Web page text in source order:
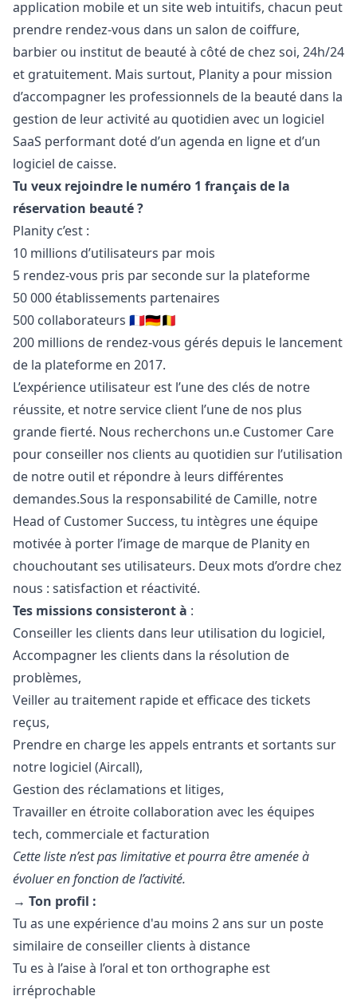
application mobile et un site web intuitifs, chacun peut
prendre rendez-vous dans un salon de coiffure,
barbier ou institut de beauté à côté de chez soi, 24h/24
et gratuitement. Mais surtout, Planity a pour mission
d’accompagner les professionnels de la beauté dans la
gestion de leur activité au quotidien avec un logiciel
SaaS performant doté d’un agenda en ligne et d’un
logiciel de caisse.
Tu veux rejoindre le numéro 1 français de la
réservation beauté ?
Planity c’est :
10 millions d’utilisateurs par mois
5 rendez-vous pris par seconde sur la plateforme
50 000 établissements partenaires
500 collaborateurs 🇫🇷🇩🇪🇧🇪
200 millions de rendez-vous gérés depuis le lancement
de la plateforme en 2017.
L’expérience utilisateur est l’une des clés de notre
réussite, et notre service client l’une de nos plus
grande fierté. Nous recherchons un.e Customer Care
pour conseiller nos clients au quotidien sur l’utilisation
de notre outil et répondre à leurs différentes
demandes.Sous la responsabilité de Camille, notre
Head of Customer Success, tu intègres une équipe
motivée à porter l’image de marque de Planity en
chouchoutant ses utilisateurs. Deux mots d’ordre chez
nous : satisfaction et réactivité.
Tes missions consisteront à :
Conseiller les clients dans leur utilisation du logiciel,
Accompagner les clients dans la résolution de
problèmes,
Veiller au traitement rapide et efficace des tickets
reçus,
Prendre en charge les appels entrants et sortants sur
notre logiciel (Aircall),
Gestion des réclamations et litiges,
Travailler en étroite collaboration avec les équipes
tech, commerciale et facturation
Cette liste n’est pas limitative et pourra être amenée à
évoluer en fonction de l’activité.
→ Ton profil :
Tu as une expérience d'au moins 2 ans sur un poste
similaire de conseiller clients à distance
Tu es à l’aise à l’oral et ton orthographe est
irréprochable